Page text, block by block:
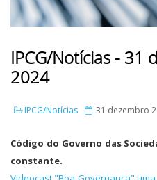
IPCG/Notícias - 31
2024
IPCG/Notícias 31 dezembro
Código do Governo das
constante.